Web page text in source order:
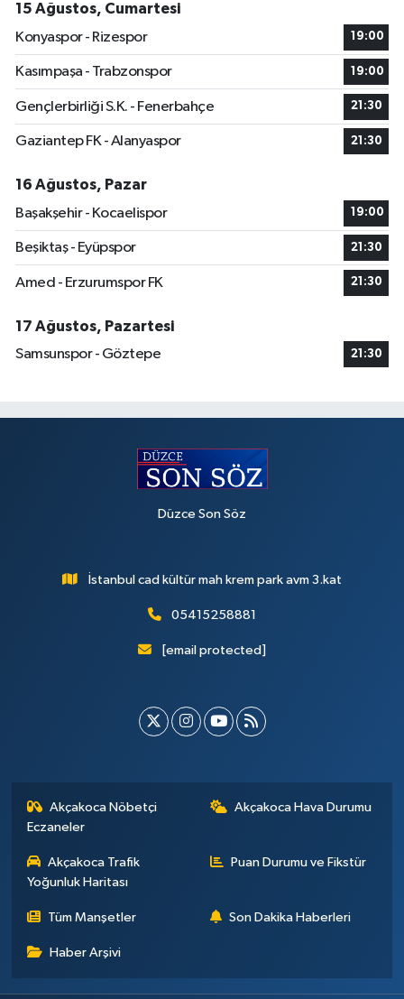
15 Ağustos, Cumartesi
Konyaspor - Rizespor
19:00
Kasımpaşa - Trabzonspor 19:00
Gençlerbirliği S.K. - Fenerbahçe 21:30
Gaziantep FK - Alanyaspor 21:30
16 Ağustos, Pazar
Başakşehir - Kocaelispor
19:00
Beşiktaş - Eyüpspor 21:30
Amed - Erzurumspor FK 21:30
17 Ağustos, Pazartesi
Samsunspor - Göztepe
21:30
Düzce Son Söz
İstanbul cad kültür mah krem park avm 3.kat
05415258881
[email protected]
Akçakoca Nöbetçi
Eczaneler
Akçakoca Hava Durumu
Akçakoca Trafik
Yoğunluk Haritası
Puan Durumu ve Fikstür
Tüm Manşetler Son Dakika Haberleri
Haber Arşivi